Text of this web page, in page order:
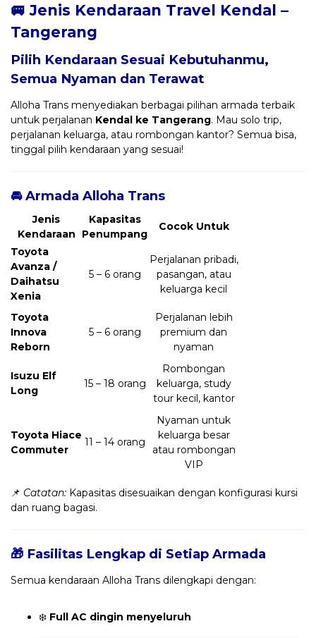
🚐 Jenis Kendaraan Travel Kendal –
Tangerang
Pilih Kendaraan Sesuai Kebutuhanmu,
Semua Nyaman dan Terawat
Alloha Trans menyediakan berbagai pilihan armada terbaik
untuk perjalanan Kendal ke Tangerang. Mau solo trip,
perjalanan keluarga, atau rombongan kantor? Semua bisa,
tinggal pilih kendaraan yang sesuai!
🚘 Armada Alloha Trans
Jenis
Kendaraan
Kapasitas
Penumpang
Cocok Untuk
Toyota
Avanza /
Daihatsu
Xenia
5 – 6 orang
Perjalanan pribadi,
pasangan, atau
keluarga kecil
Toyota
Innova
Reborn
5 – 6 orang
Perjalanan lebih
premium dan
nyaman
Isuzu Elf
Long
15 – 18 orang
Rombongan
keluarga, study
tour kecil, kantor
Toyota Hiace
Commuter
11 – 14 orang
Nyaman untuk
keluarga besar
atau rombongan
VIP
📌 Catatan: Kapasitas disesuaikan dengan konfigurasi kursi
dan ruang bagasi.
🎁 Fasilitas Lengkap di Setiap Armada
Semua kendaraan Alloha Trans dilengkapi dengan:
❄️ Full AC dingin menyeluruh